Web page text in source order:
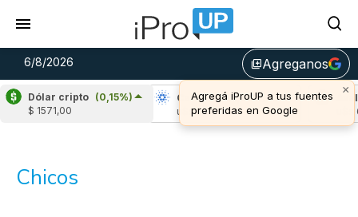
6/8/2026 library_addAgreganos
×
Agregá iProUP a tus fuentes
preferidas en Google
Dólar cripto (0,15%)
$ 1571,00
Ripple
(-2,53%)
u$s 1,04
Cardano (5,05%)
u$s 0,20
u$s
Chicos